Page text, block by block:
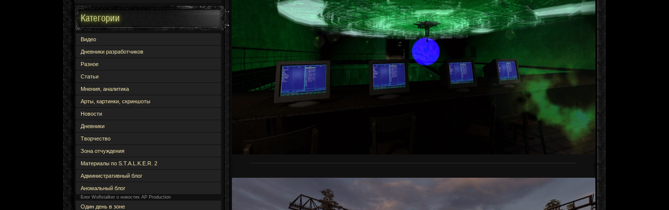
Категории
Видео
Дневники разработчиков
Разное
Статьи
Мнения, аналитика
Арты, картинки, скриншоты
Новости
Дневники
Творчество
Зона отчуждения
Материалы по S.T.A.L.K.E.R. 2
Административный блог
Аномальный блог
Блог Wolfstalker о новостях AP Production
Один день в зоне